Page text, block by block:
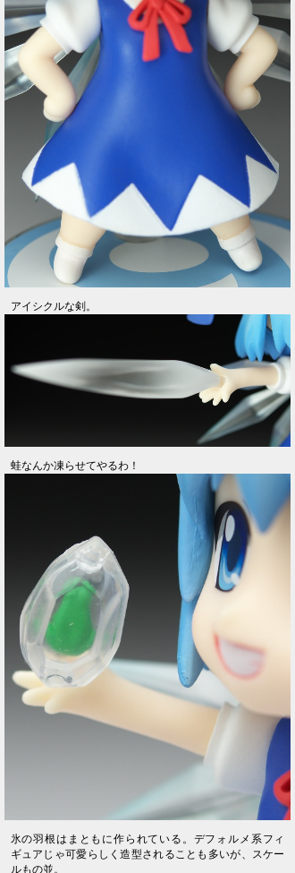
アイシクルな剣。
蛙なんか凍らせてやるわ！
氷の羽根はまともに作られている。デフォルメ系フィ
ギュアじゃ可愛らしく造型されることも多いが、スケー
ルもの並。